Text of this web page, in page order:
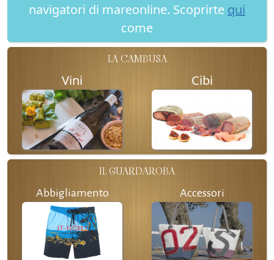
navigatori di mareonline. Scoprirte qui
come
LA CAMBUSA
Vini Cibi
IL GUARDAROBA
Abbigliamento Accessori